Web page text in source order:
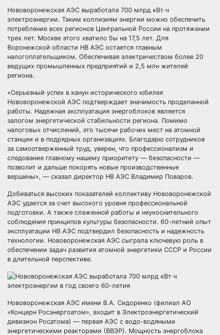
Нововоронежская АЭС выработала 700 млрд кВт∙ч
электроэнергии. Таким коллизиям энергии можно обеспечить
потребление всех регионов Центральной России на протяжении
трех лет. Москве этого хватило бы на 17,5 лет. Для
Воронежской области НВ АЭС остается главным
налогоплательщиком. Обеспечивая электричеством более 20
ведущих промышленных предприятий и 2,5 млн жителей
региона.
«Серьезный успех в канун исторического юбилея
Нововоронежской АЭС подтверждает значимость проделанной
работы. Надежная эксплуатация энергоблоков является
залогом энергетической стабильности региона. Помимо
налоговых отчислений, это тысячи рабочих мест на атомной
станции и в подрядных организациях. Благодарю сотрудников
за самоотверженный труд, уверен, что профессионализм и
следование главному нашему приоритету — безопасности —
позволит и дальше покорять новые производственные
вершины», — сказал директор НВ АЭС Владимир Поваров.
Добиваться высоких показателей коллективу Нововоронежской
АЭС удается за счет высокого уровня профессиональной
подготовки. А также слаженной работы и неукоснительного
соблюдения принципов культуры безопасности. 60-летний опыт
эксплуатации НВ АЭС подтвердил безопасность и надежность
технологии. Нововоронежская АЭС сыграла ключевую роль в
обеспечении задач развития атомной энергетики СССР и России
в длительной перспективе.
Нововоронежская АЭС имени В.А. Сидоренко (филиал АО
«Концерн Росэнергоатом», входит в Электроэнергетический
дивизион Росатома) — первая АЭС с водо-водяными
энергетическими реакторами (ВВЭР). Мощность энергоблока